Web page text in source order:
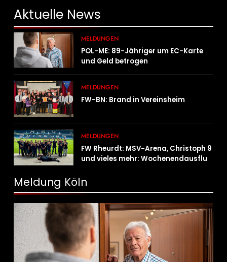
Aktuelle News
MELDUNGEN
POL-ME: 89-Jähriger um EC-Karte
und Geld betrogen
MELDUNGEN
FW-BN: Brand in Vereinsheim
MELDUNGEN
FW Rheurdt: MSV-Arena, Christoph 9
und vieles mehr: Wochenendausflug
Meldung Köln